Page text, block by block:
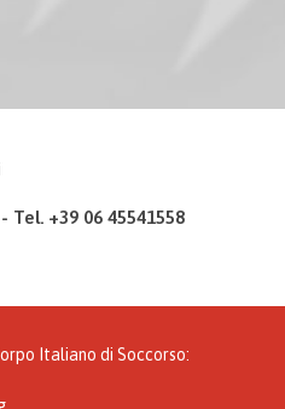
Tel. +39 06 45541558
Italiano di Soccorso: